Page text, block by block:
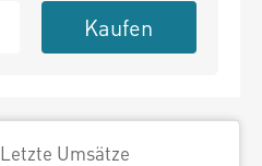
Kaufen
Letzte Umsätze